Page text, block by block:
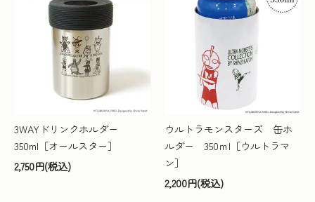
3WAYドリンクホルダー
350ml［オールスター］
2,750円(税込)
ウルトラモンスターズ 缶ホ
ルダー 350ｍl［ウルトラマ
ン］
2,200円(税込)